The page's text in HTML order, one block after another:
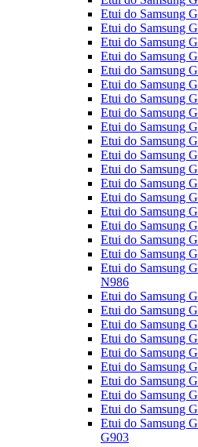
Etui do Samsung
Etui do Samsung
Etui do Samsung
Etui do Samsung
Etui do Samsung
Etui do Samsung
Etui do Samsung
Etui do Samsung
Etui do Samsung
Etui do Samsung
Etui do Samsung
Etui do Samsung
Etui do Samsung
Etui do Samsung
Etui do Samsung
Etui do Samsung
Etui do Samsung
Etui do Samsung
Etui do Samsung
N986
Etui do Samsung
Etui do Samsung
Etui do Samsung
Etui do Samsung
Etui do Samsung
Etui do Samsung
Etui do Samsung
Etui do Samsung
Etui do Samsung
Etui do Samsung
G903